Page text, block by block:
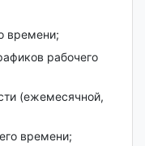
времени;
рабочего
(ежемесячной,
времени;